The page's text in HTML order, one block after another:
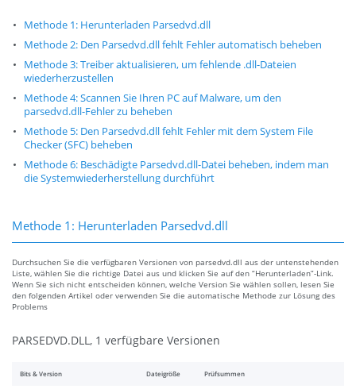
Methode 1: Herunterladen Parsedvd.dll
Methode 2: Den Parsedvd.dll fehlt Fehler automatisch beheben
Methode 3: Treiber aktualisieren, um fehlende .dll-Dateien
wiederherzustellen
Methode 4: Scannen Sie Ihren PC auf Malware, um den
parsedvd.dll-Fehler zu beheben
Methode 5: Den Parsedvd.dll fehlt Fehler mit dem System File
Checker (SFC) beheben
Methode 6: Beschädigte Parsedvd.dll-Datei beheben, indem man
die Systemwiederherstellung durchführt
Methode 1: Herunterladen Parsedvd.dll
Durchsuchen Sie die verfügbaren Versionen von parsedvd.dll aus der untenstehenden
Liste, wählen Sie die richtige Datei aus und klicken Sie auf den “Herunterladen”-Link.
Wenn Sie sich nicht entscheiden können, welche Version Sie wählen sollen, lesen Sie
den folgenden Artikel oder verwenden Sie die automatische Methode zur Lösung des
Problems
PARSEDVD.DLL, 1 verfügbare Versionen
Bits & Version Dateigröße Prüfsummen